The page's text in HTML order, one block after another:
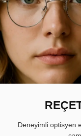
Deneyimli optisyen